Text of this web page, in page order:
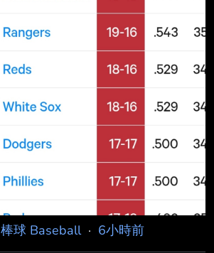
棒球 Baseball· 6小時前